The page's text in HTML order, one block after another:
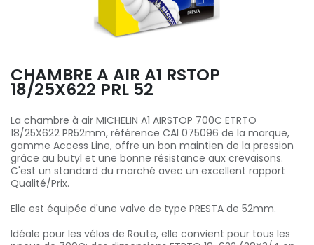
CHAMBRE A AIR A1 RSTOP
18/25X622 PRL 52
La chambre à air MICHELIN A1 AIRSTOP 700C ETRTO
18/25X622 PR52mm, référence CAI 075096 de la marque,
gamme Access Line, offre un bon maintien de la pression
grâce au butyl et une bonne résistance aux crevaisons.
C'est un standard du marché avec un excellent rapport
Qualité/Prix.
Elle est équipée d'une valve de type PRESTA de 52mm.
Idéale pour les vélos de Route, elle convient pour tous les